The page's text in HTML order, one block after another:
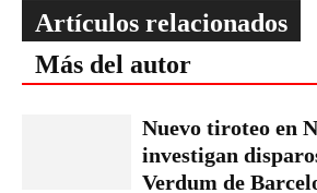
Artículos relacionados
Más del autor
Nuevo tiroteo en
investigan
Verdum de